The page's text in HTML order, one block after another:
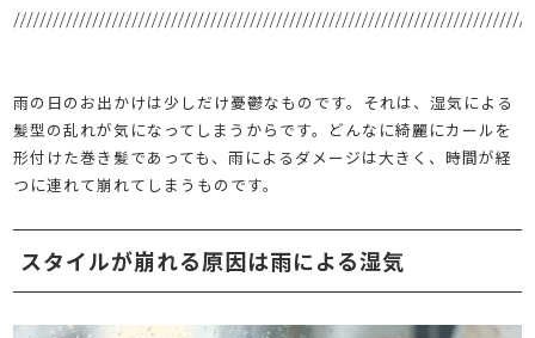
雨の日のお出かけは少しだけ憂鬱なものです。それは、湿気による
髪型の乱れが気になってしまうからです。どんなに綺麗にカールを
形付けた巻き髪であっても、雨によるダメージは大きく、時間が経
つに連れて崩れてしまうものです。
スタイルが崩れる原因は雨による湿気